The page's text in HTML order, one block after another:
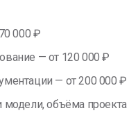
000 ₽
— от 120 000 ₽
— от 200 000 ₽
модели, объёма проекта